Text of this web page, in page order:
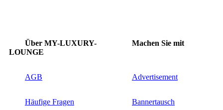
Über MY-LUXURY-
LOUNGE
Machen Sie mit
AGB Advertisement
Häufige Fragen Bannertausch